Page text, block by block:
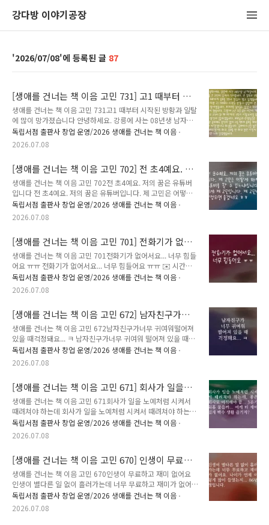
강다방 이야기공장
2026/07/08 87
[생애를 건너는 책 이음 고민 731] 고1 때부터 시
작된 방황과 일탈에 많이 망가졌습니다
생애를 건너는 책 이음 고민 731고1 때부터 시작된 방황과 일탈
에 많이 망가졌습니다 안녕하세요. 강릉에 사는 08년생 남자입
니다. 요즘 큰 고민이 있어서 적어봅니다. 전 중학교 3학년 때까
지 공부를 꽤나 열심히 했고 잘했습니다. 하지만 고1 때부터 시
작된 방황과 일탈에 전 많이 망가졌습니다. 부끄러운 실수들도
나고 고3이 된 채 마지막 1학기 기말고사를 앞두고 생각이 많아
졌습니다. 부모님과 선생님들은 조금만 공부해도 성적이 많이 오
를 텐데 공부를 해보는 게 어떻겠냐고 하셨습니다. 공부에서 손
을 놓은지 오래되었기도 하고, 공부를 안 하고 놀던 시정이 제겐
너무 달콤했습니다. 하지만 ‘이 정도면 많이 놀았다’라고 생각해
서 다시 공부를 시작..
독립서점 출판사 창업 운영/2026 생애를 건너는 책 이음
2026.07.08
[생애를 건너는 책 이음 고민 702] 전 초4예요. 저
의 꿈은 유튜버입니다
생애를 건너는 책 이음 고민 702전 초4예요. 저의 꿈은 유튜버
입니다 전 초4예요. 저의 꿈은 유튜버입니다. 제 고민은 어떻게
해야 유튜버를 할 수 있느냐입니다. 이게 제 고민입니다. 제 고민
이 선정되면 좋겠네요 ㅎㅎ ✉️ 시간을 먼저 지나온 누군가, 당신
의 고민에 책으로 답합니다. 생애를 건너는 책 이음 : 시간을 건
의 한마디를 댓글에 남겨주세요.🎁 여러분이 남겨주신 추천은
비슷한 고민을 하는 또 다른 누군가에게 다정한 이정표가 되어줄
예정입니다. 책 추천이 달린 고민 가운데 80개를 선정해, 추천해
주신 분의 이름(별명)으로 실제 고민을 남긴 분에게 추천 도서를
선물해 드립니다.🕰️ 이 고민은 2026년 5월부터 6월까지 ..
독립서점 출판사 창업 운영/2026 생애를 건너는 책 이음
2026.07.08
[생애를 건너는 책 이음 고민 701] 전화기가 없어
서요... 너무 힘들어요 ㅠㅠ
생애를 건너는 책 이음 고민 701전화기가 없어서요... 너무 힘들
어요 ㅠㅠ 전화기가 없어서요... 너무 힘들어요 ㅠㅠ ✉️ 시간을
먼저 지나온 누군가, 당신의 고민에 책으로 답합니다. 생애를 건
너는 책 이음 : 시간을 건너 너에게 갈게.✍️ 고민에 어울리는 책
과 그 이유, 그리고 응원의 한마디를 댓글에 남겨주세요.🎁 여러
다정한 이정표가 되어줄 예정입니다. 책 추천이 달린 고민 가운
데 80개를 선정해, 추천해주신 분의 이름(별명)으로 실제 고민을
남긴 분에게 추천 도서를 선물해 드립니다.🕰️ 이 고민은 2026
년 5월부터 6월까지 강릉 지역 7곳에서 진행된 [생애를 건너는
책 이음] 프로그램을 통해 접수되었습니다. 7월부터 8월까..
독립서점 출판사 창업 운영/2026 생애를 건너는 책 이음
2026.07.08
[생애를 건너는 책 이음 고민 672] 남자친구가너
무 귀여워떨어져 있을 때걱정돼요... ㅋ
생애를 건너는 책 이음 고민 672남자친구가너무 귀여워떨어져
있을 때걱정돼요... ㅋ 남자친구가너무 귀여워 떨어져 있을 때걱
정돼요... ㅋ ✉️ 시간을 먼저 지나온 누군가, 당신의 고민에 책으
로 답합니다. 생애를 건너는 책 이음 : 시간을 건너 너에게 갈게.
✍️ 고민에 어울리는 책과 그 이유, 그리고 응원의 한마디를 댓글
는 또 다른 누군가에게 다정한 이정표가 되어줄 예정입니다. 책
추천이 달린 고민 가운데 80개를 선정해, 추천해주신 분의 이름
(별명)으로 실제 고민을 남긴 분에게 추천 도서를 선물해 드립니
다.🕰️ 이 고민은 2026년 5월부터 6월까지 강릉 지역 7곳에서
진행된 [생애를 건너는 책 이음] 프로그램을 통해 접수되었습..
독립서점 출판사 창업 운영/2026 생애를 건너는 책 이음
2026.07.08
[생애를 건너는 책 이음 고민 671] 회사가 일을
노예처럼 시켜서 때려쳐야 하는데
생애를 건너는 책 이음 고민 671회사가 일을 노예처럼 시켜서
때려쳐야 하는데 회사가 일을 노예처럼 시켜서 때려쳐야 하는데,
좋은 회사로 이직해야 함...3분기 워홀 붙을까... 어케 더 재미있
게 백수 생활 즐기지? ✉️ 시간을 먼저 지나온 누군가, 당신의 고
민에 책으로 답합니다. 생애를 건너는 책 이음 : 시간을 건너 너
마디를 댓글에 남겨주세요.🎁 여러분이 남겨주신 추천은 비슷한
고민을 하는 또 다른 누군가에게 다정한 이정표가 되어줄 예정입
니다. 책 추천이 달린 고민 가운데 80개를 선정해, 추천해주신
분의 이름(별명)으로 실제 고민을 남긴 분에게 추천 도서를 선물
해 드립니다.🕰️ 이 고민은 2026년 5월부터 6월까지 강릉..
독립서점 출판사 창업 운영/2026 생애를 건너는 책 이음
2026.07.08
[생애를 건너는 책 이음 고민 670] 인생이 무료하
고 재미 없어요
생애를 건너는 책 이음 고민 670인생이 무료하고 재미 없어요
인생이 별다른 일 없이 흘러가는데 너무 무료하고 재미가 없어
요.나이가 언제 이렇게 많이 들었는지... 86년생입니다. ✉️ 시간
을 먼저 지나온 누군가, 당신의 고민에 책으로 답합니다. 생애를
건너는 책 이음 : 시간을 건너 너에게 갈게.✍️ 고민에 어울리는
독립서점 출판사 창업 운영/2026 생애를 건너는 책 이음
2026.07.08